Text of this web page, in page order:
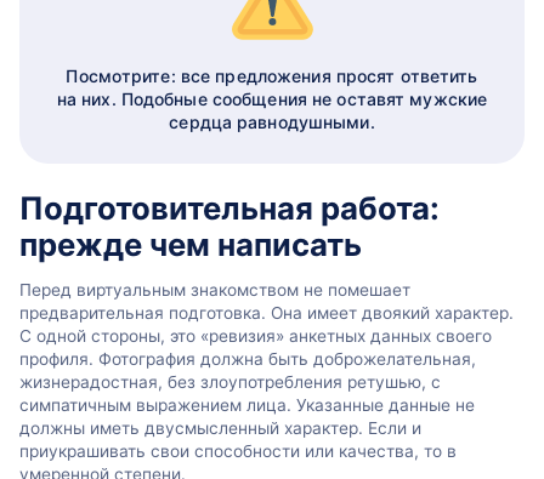
Посмотрите: все предложения просят ответить
на них. Подобные сообщения не оставят мужские
сердца равнодушными.
Подготовительная работа:
прежде чем написать
Перед виртуальным знакомством не помешает
предварительная подготовка. Она имеет двоякий характер.
С одной стороны, это «ревизия» анкетных данных своего
профиля. Фотография должна быть доброжелательная,
жизнерадостная, без злоупотребления ретушью, с
симпатичным выражением лица. Указанные данные не
должны иметь двусмысленный характер. Если и
приукрашивать свои способности или качества, то в
умеренной степени.